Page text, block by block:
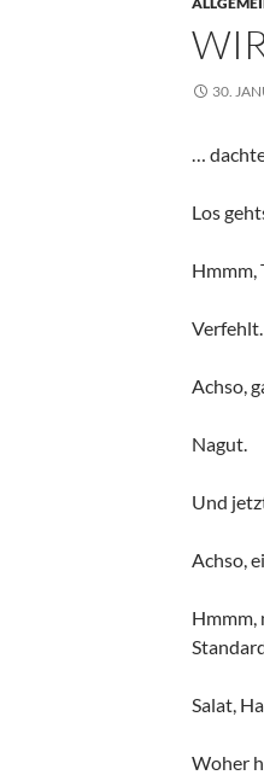
30.
…
Los
Hmmm,
Achso,
Nagut.
Und
Achso,
Hmmm,
Salat,
Woher